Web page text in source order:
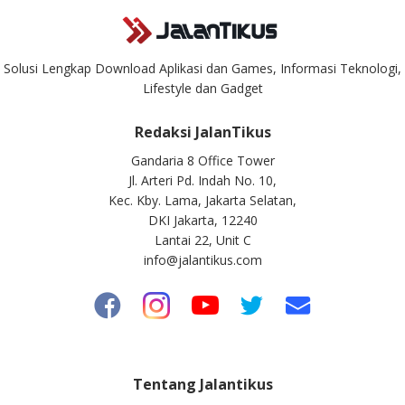
Solusi Lengkap Download Aplikasi dan Games, Informasi Teknologi,
Lifestyle dan Gadget
Redaksi JalanTikus
Gandaria 8 Office Tower
Jl. Arteri Pd. Indah No. 10,
Kec. Kby. Lama, Jakarta Selatan,
DKI Jakarta, 12240
Lantai 22, Unit C
info@jalantikus.com
Tentang Jalantikus